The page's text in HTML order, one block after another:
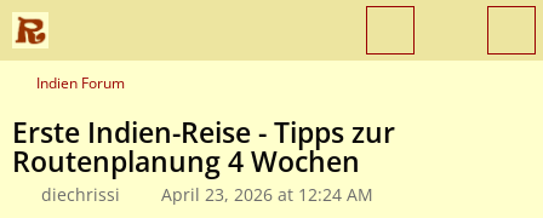
Indien Forum
Erste Indien-Reise - Tipps zur
Routenplanung 4 Wochen
diechrissi April 23, 2026 at 12:24 AM